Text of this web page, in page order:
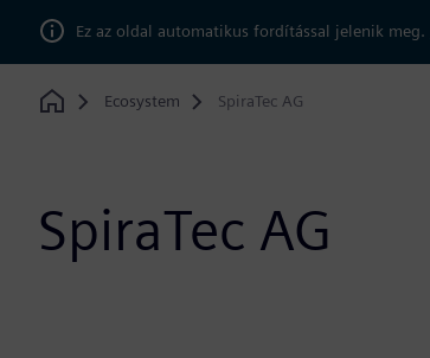
Ez az oldal automatikus fordítással jelenik meg.
Home
Ecosystem SpiraTec AG
SpiraTec AG